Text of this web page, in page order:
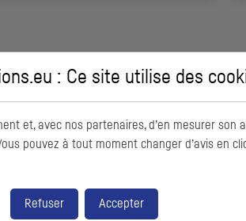
: Ce site utilise des
et, avec nos partenaires, d’en mesurer son
pouvez à tout moment changer d’avis en
Accepter
Refuser